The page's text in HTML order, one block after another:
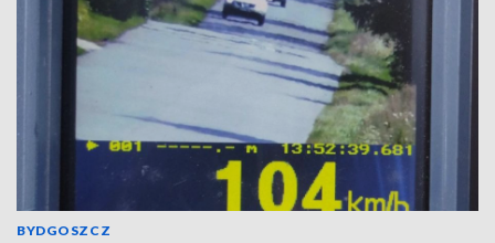
BYDGOSZCZ